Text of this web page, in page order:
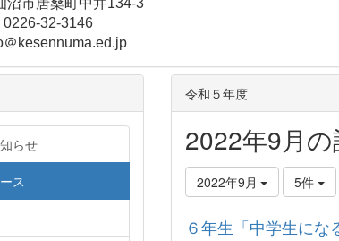
沼市唐桑町中井134-3
0226-32-3146
＠kesennuma.ed.jp
令和５年度
2022年9月
2022年9月 5件
６年生「中学生にな
らせ
ス